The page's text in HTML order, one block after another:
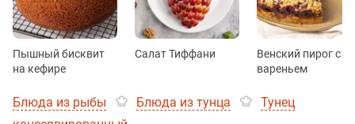
Пышный бисквит
на кефире
Салат Тиффани
Венский пирог с
вареньем
Блюда из рыбы Блюда из тунца
Тунец